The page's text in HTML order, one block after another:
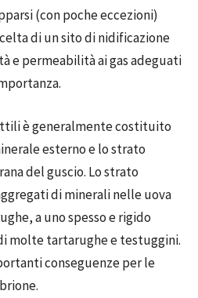
(con poche eccezioni)
di un sito di nidificazione
e permeabilità ai gas adeguati
è generalmente costituito
esterno e lo strato
del guscio. Lo strato
di minerali nelle uova
a uno spesso e rigido
molte tartarughe e testuggini.
conseguenze per le